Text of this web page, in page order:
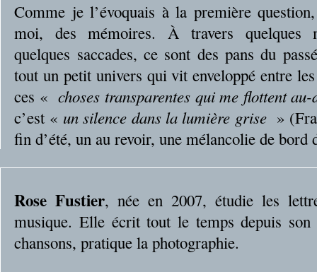
Comme je l’évoquais à la première
moi, des mémoires. À travers quelques
quelques saccades, ce sont des pans du
tout un petit univers qui vit enveloppé entre
ces « choses transparentes qui me flottent au-
c’est « un silence dans la lumière grise »
fin d’été, un au revoir, une mélancolie de bord
Rose Fustier, née en 2007, étudie les
musique. Elle écrit tout le temps depuis
chansons, pratique la photographie.